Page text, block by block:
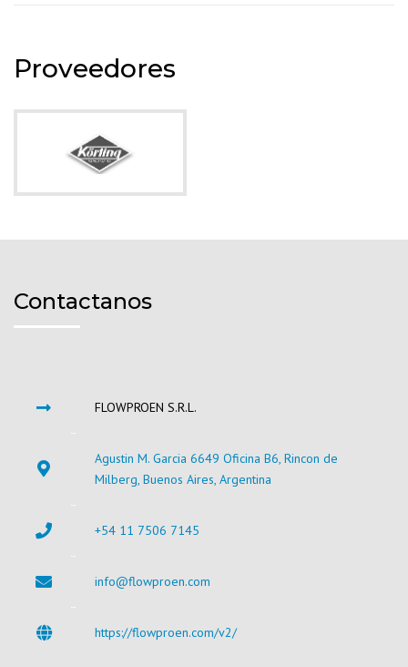
Proveedores
Contactanos
FLOWPROEN S.R.L.
Agustin M. Garcia 6649 Oficina B6, Rincon de
Milberg, Buenos Aires, Argentina
+54 11 7506 7145
info@flowproen.com
https://flowproen.com/v2/